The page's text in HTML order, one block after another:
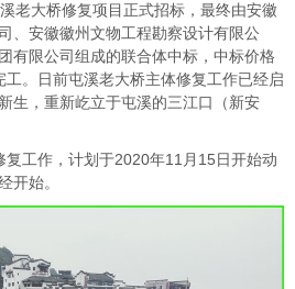
老大桥修复项目正式招标，最终由安徽
、安徽徽州文物工程勘察设计有限公
有限公司组成的联合体中标，中标价格
。日前屯溪老大桥主体修复工作已经启
生，重新屹立于屯溪的三江口（新安
工作，计划于2020年11月15日开始动
开始。